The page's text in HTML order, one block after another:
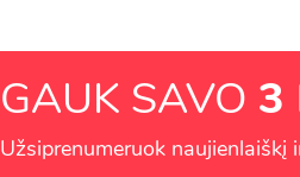
GAUK SAVO 3
Užsiprenumeruok